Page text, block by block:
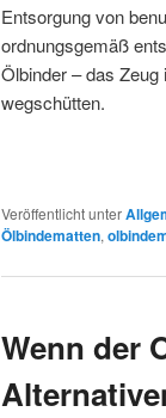
Entsorgung von
ordnungsgemäß
Ölbinder – das
wegschütten.
Veröffentlicht unter
Ölbindematten,
Wenn der